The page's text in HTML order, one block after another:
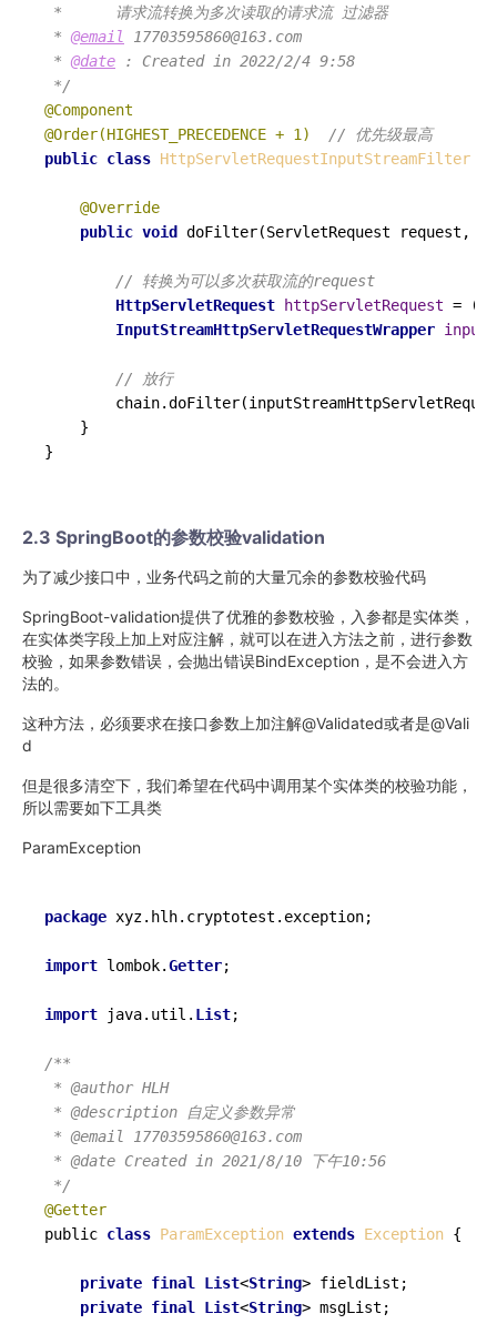
*      请求流转换为多次读取的请求流 过滤器
* @email
17703595860@163.com
* @date : Created in 2022/2/4 9:58
*/
@Component
@Order(HIGHEST_PRECEDENCE + 1)
// 优先级最高
public class HttpServletRequestInputStreamFilter
@Override
public void doFilter(ServletRequest request,
// 转换为可以多次获取流的request
HttpServletRequest
httpServletRequest =
InputStreamHttpServletRequestWrapper
// 放行
    }
2.3 SpringBoot的参数校验validation
为了减少接口中，业务代码之前的大量冗余的参数校验代码
SpringBoot-validation提供了优雅的参数校验，入参都是实体类，
在实体类字段上加上对应注解，就可以在进入方法之前，进行参数
校验，如果参数错误，会抛出错误BindException，是不会进入方
法的。
这种方法，必须要求在接口参数上加注解@Validated或者是@Vali
d
但是很多清空下，我们希望在代码中调用某个实体类的校验功能，
所以需要如下工具类
ParamException
package xyz.hlh.cryptotest.exception;
import lombok.Getter;
import java.util. List;
/**
* @author HLH
* @description 自定义参数异常
* @email 17703595860@163.com
* @date Created in 2021/8/10 下午10:56
*/
@Getter
public class ParamException extends Exception {
private final List<String> fieldList;
private final List<String> msgList;